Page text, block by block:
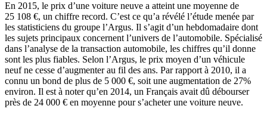
En 2015, le prix d’une voiture neuve a atteint une moyenne de
25 108 €, un chiffre record. C’est ce qu’a révélé l’étude menée par
les statisticiens du groupe l’Argus. Il s’agit d’un hebdomadaire dont
les sujets principaux concernent l’univers de l’automobile. Spécialisé
dans l’analyse de la transaction automobile, les chiffres qu’il donne
sont les plus fiables. Selon l’Argus, le prix moyen d’un véhicule
neuf ne cesse d’augmenter au fil des ans. Par rapport à 2010, il a
connu un bond de plus de 5 000 €, soit une augmentation de 27%
environ. Il est à noter qu’en 2014, un Français avait dû débourser
près de 24 000 € en moyenne pour s’acheter une voiture neuve.